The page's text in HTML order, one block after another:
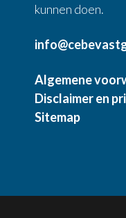
kunnen doen.
Algemene
Disclaimer en
Sitemap